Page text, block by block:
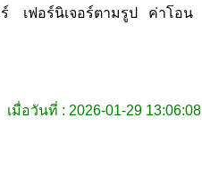
เฟอร์นิเจอร์ตามรูป ค่าโอน
เมื่อวันที่ : 2026-01-29 13:06:08